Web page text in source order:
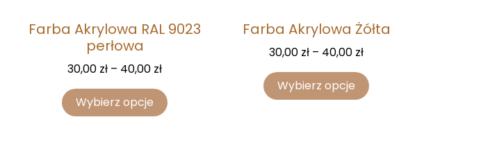
Farba Akrylowa RAL 9023
perłowa
30,00 zł – 40,00 zł
Wybierz opcje
Farba Akrylowa Żółta
30,00 zł – 40,00 zł
Wybierz opcje